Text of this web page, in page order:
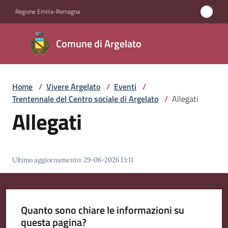
Regione Emilia-Romagna
Comune di Argelato
Comune
di
Argelato
Servizi
Vivere
Argelato
Menu selezionato
Home / Vivere Argelato / Eventi /
Trentennale del Centro sociale di Argelato / Allegati
Allegati
Ultimo aggiornamento:29-06-2026 13:11
Quanto sono chiare le informazioni su
questa pagina?